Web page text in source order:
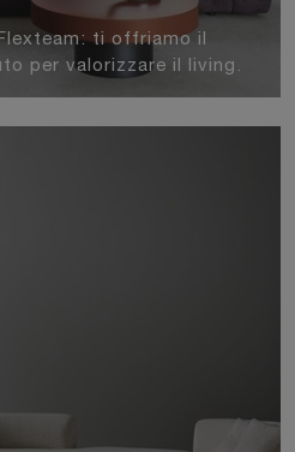
ti offriamo il
per valorizzare il living.